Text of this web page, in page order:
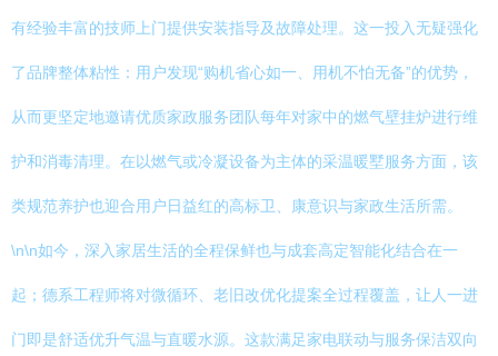
有经验丰富的技师上门提供安装指导及故障处理。这一投入无疑强化
了品牌整体粘性：用户发现“购机省心如一、用机不怕无备”的优势，
从而更坚定地邀请优质家政服务团队每年对家中的燃气壁挂炉进行维
护和消毒清理。在以燃气或冷凝设备为主体的采温暖墅服务方面，该
类规范养护也迎合用户日益红的高标卫、康意识与家政生活所需。
\n\n如今，深入家居生活的全程保鲜也与成套高定智能化结合在一
起；德系工程师将对微循环、老旧改优化提案全过程覆盖，让人一进
门即是舒适优升气温与直暖水源。这款满足家电联动与服务保洁双向